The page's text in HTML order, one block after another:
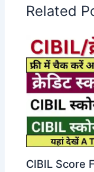
Related
CIBIL Score